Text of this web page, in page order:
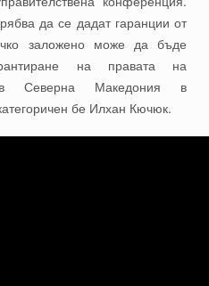
да се дадат гаранции от
заложено може да бъде
на правата на
в Северна Македония в
бе Илхан Кючюк.